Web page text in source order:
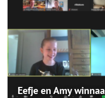
Eefje en Amy